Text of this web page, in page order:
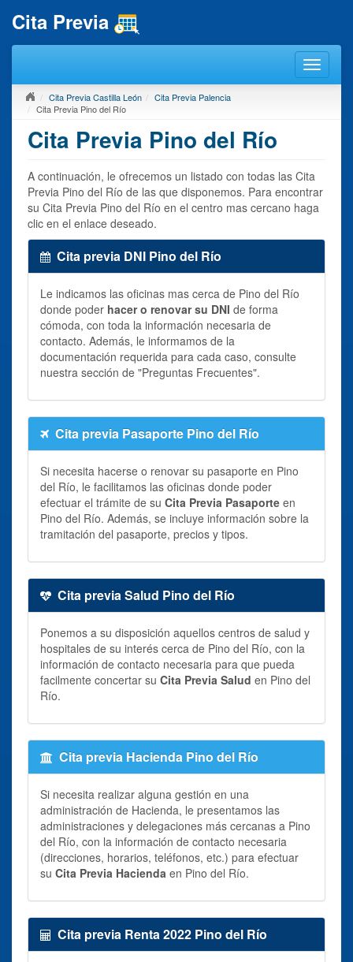
Cita Previa
Cita Previa Castilla León
Cita Previa Palencia
Cita Previa Pino del Río
Cita Previa Pino del Río
A continuación, le ofrecemos un listado con todas las Cita
Previa Pino del Río de las que disponemos. Para encontrar
su Cita Previa Pino del Río en el centro mas cercano haga
clic en el enlace deseado.
Cita previa DNI Pino del Río
Le indicamos las oficinas mas cerca de Pino del Río
donde poder hacer o renovar su DNI de forma
cómoda, con toda la información necesaria de
contacto. Además, le informamos de la
documentación requerida para cada caso, consulte
nuestra sección de "Preguntas Frecuentes".
Cita previa Pasaporte Pino del Río
Si necesita hacerse o renovar su pasaporte en Pino
del Río, le facilitamos las oficinas donde poder
efectuar el trámite de su Cita Previa Pasaporte en
Pino del Río. Además, se incluye información sobre la
tramitación del pasaporte, precios y tipos.
Cita previa Salud Pino del Río
Ponemos a su disposición aquellos centros de salud y
hospitales de su interés cerca de Pino del Río, con la
información de contacto necesaria para que pueda
facilmente concertar su Cita Previa Salud en Pino del
Río.
Cita previa Hacienda Pino del Río
Si necesita realizar alguna gestión en una
administración de Hacienda, le presentamos las
administraciones y delegaciones más cercanas a Pino
del Río, con la información de contacto necesaria
(direcciones, horarios, teléfonos, etc.) para efectuar
su Cita Previa Hacienda en Pino del Río.
Cita previa Renta 2022 Pino del Río